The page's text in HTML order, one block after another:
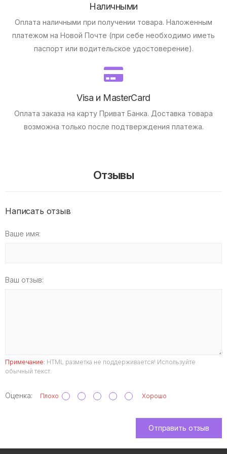
Наличными
Оплата наличными при получении товара. Наложенным
платежом на Новой Почте (при себе необходимо иметь
паспорт или водительское удостоверение).
Visa и MasterCard
Оплата заказа на карту Приват Банка. Доставка товара
возможна только после подтверждения платежа.
Отзывы
Написать отзыв
Ваше имя:
Ваш отзыв:
Примечание: HTML разметка не поддерживается! Используйте
обычный текст.
Оценка: Плохо Хорошо
Отправить отзыв